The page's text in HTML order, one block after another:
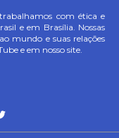
com ética e
e em Brasília. Nossas
mundo e suas relações
e em nosso site.